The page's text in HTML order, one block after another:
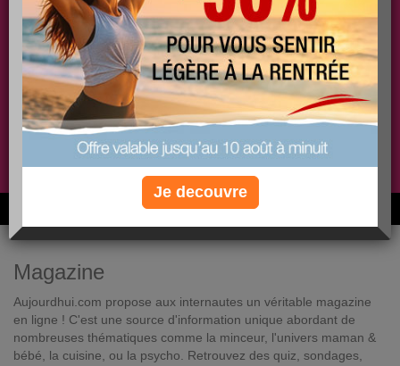
PLUS
EFFICACE
PLUS
SANTÉ
PLUS
COACHING
Non, je préfère le régime gratuit
6M de personnes ont maigri et réappris à manger avec nous
Magazine
Aujourdhui.com propose aux internautes un véritable magazine
en ligne ! C'est une source d'information unique abordant de
nombreuses thématiques comme la minceur, l'univers maman &
bébé, la cuisine, ou la psycho. Retrouvez des quiz, sondages,
Je decouvre